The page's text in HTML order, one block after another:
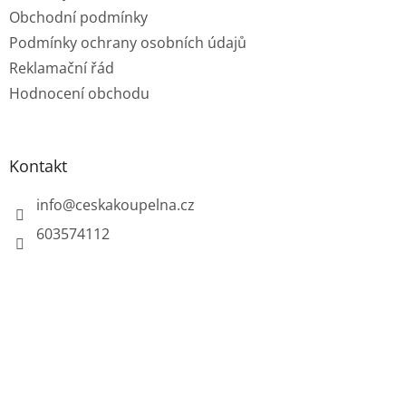
Obchodní podmínky
Podmínky ochrany osobních údajů
Reklamační řád
Hodnocení obchodu
Kontakt
info@ceskakoupelna.cz
603574112